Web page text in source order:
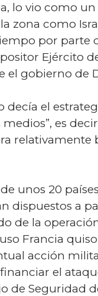
lo vio como
zona como
por parte
Ejército
el gobierno de
el
es
unos 20
dispuestos a
de la
Francia
acción
el
de Seguridad